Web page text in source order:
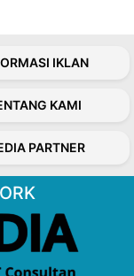
IKLAN
KAMI
PARTNER